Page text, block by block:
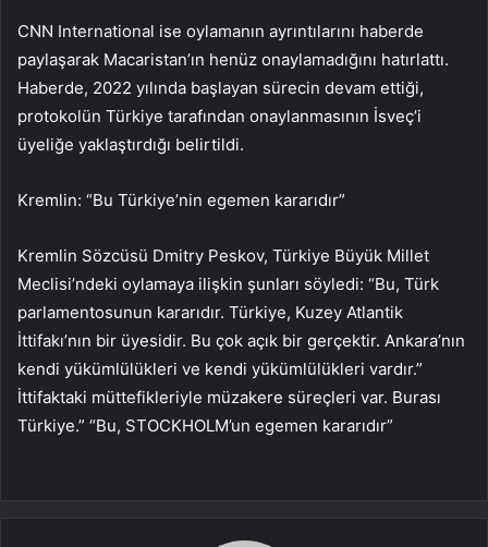
CNN International ise oylamanın ayrıntılarını haberde
paylaşarak Macaristan’ın henüz onaylamadığını hatırlattı.
Haberde, 2022 yılında başlayan sürecin devam ettiği,
protokolün Türkiye tarafından onaylanmasının İsveç’i
üyeliğe yaklaştırdığı belirtildi.
Kremlin: “Bu Türkiye’nin egemen kararıdır”
Kremlin Sözcüsü Dmitry Peskov, Türkiye Büyük Millet
Meclisi’ndeki oylamaya ilişkin şunları söyledi: “Bu, Türk
parlamentosunun kararıdır. Türkiye, Kuzey Atlantik
İttifakı’nın bir üyesidir. Bu çok açık bir gerçektir. Ankara’nın
kendi yükümlülükleri ve kendi yükümlülükleri vardır.”
İttifaktaki müttefikleriyle müzakere süreçleri var. Burası
Türkiye.” “Bu, STOCKHOLM’un egemen kararıdır”